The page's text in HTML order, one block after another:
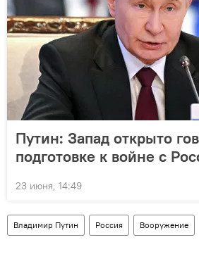
Путин: Запад открыто
подготовке к войне с
23 июня, 14:49
Владимир Путин Россия Вооружение